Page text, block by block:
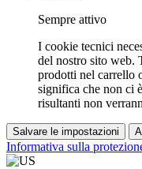
Sempre attivo
I cookie tecnici
del nostro sito web.
prodotti nel carrello
significa che non ci
risultanti non
Salvare le impostazioni
Informativa sulla